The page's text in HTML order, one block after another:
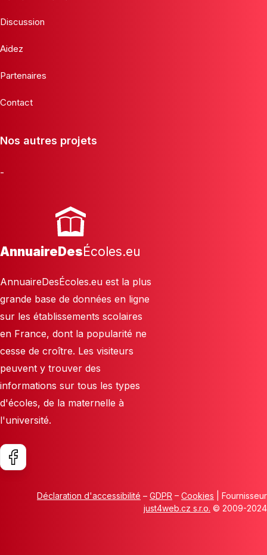
Discussion
Aidez
Partenaires
Contact
Nos autres projets
-
AnnuaireDesÉcoles.eu
AnnuaireDesÉcoles.eu est la plus
grande base de données en ligne
sur les établissements scolaires
en France, dont la popularité ne
cesse de croître. Les visiteurs
peuvent y trouver des
informations sur tous les types
d'écoles, de la maternelle à
l'université.
Déclaration d'accessibilité – GDPR – Cookies | Fournisseur
just4web.cz s.r.o. © 2009-2024